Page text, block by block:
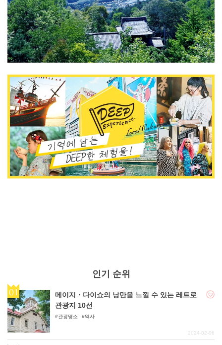
인기 순위
메이지・다이쇼의 낭만을 느낄 수 있는 레트로
관광지 10선
관광명소 역사
2024-02-06